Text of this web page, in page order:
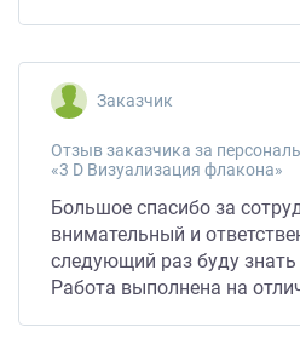
Заказчик
Отзыв заказчика за
«3 D Визуализация флакона»
Большое спасибо за
внимательный и
следующий раз буду
Работа выполнена на